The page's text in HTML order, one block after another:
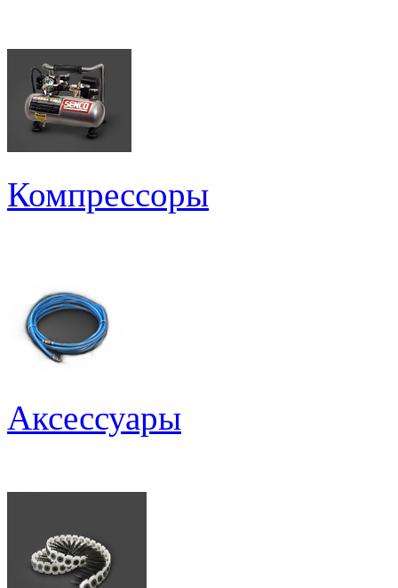
Компрессоры
Аксессуары